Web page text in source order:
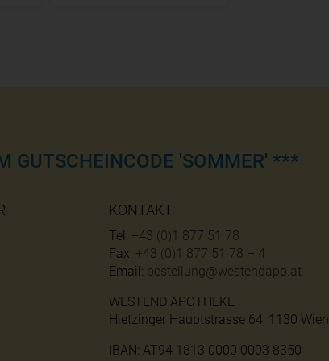
GUTSCHEINCODE 'SOMMER' ***
KONTAKT
Tel: +43 (0)1 877 51 78
Fax: +43 (0)1 877 51 78 – 4
Email: bestellung@westendapo.at
WESTEND APOTHEKE
Hietzinger Hauptstrasse 64, 1130 Wien
IBAN: AT94 1813 0000 0003 8350